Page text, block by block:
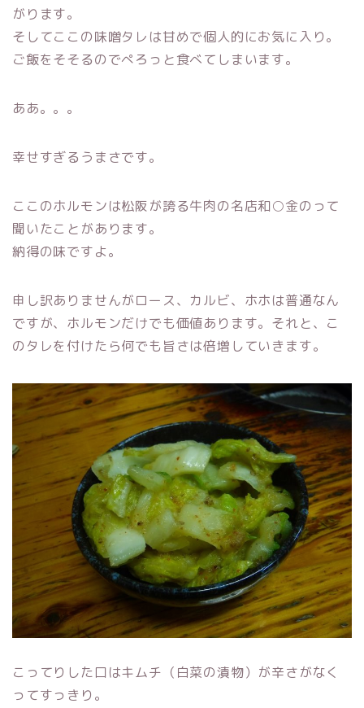
がります。
そしてここの味噌タレは甘めで個人的にお気に入り。
ご飯をそそるのでぺろっと食べてしまいます。
ああ。。。
幸せすぎるうまさです。
ここのホルモンは松阪が誇る牛肉の名店和○金のって
聞いたことがあります。
納得の味ですよ。
申し訳ありませんがロース、カルビ、ホホは普通なん
ですが、ホルモンだけでも価値あります。それと、こ
のタレを付けたら何でも旨さは倍増していきます。
こってりした口はキムチ（白菜の漬物）が辛さがなく
ってすっきり。